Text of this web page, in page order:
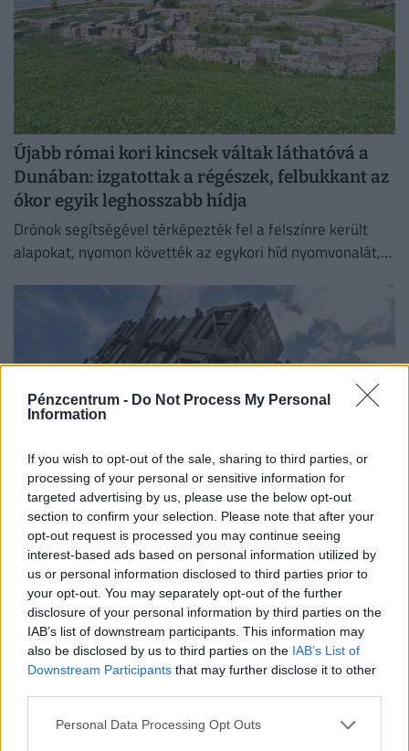
Pénzcentrum - Do Not Process My Personal
Information
If you wish to opt-out of the sale, sharing to third parties, or
processing of your personal or sensitive information for
targeted advertising by us, please use the below opt-out
section to confirm your selection. Please note that after your
opt-out request is processed you may continue seeing
interest-based ads based on personal information utilized by
us or personal information disclosed to third parties prior to
your opt-out. You may separately opt-out of the further
disclosure of your personal information by third parties on the
IAB’s list of downstream participants. This information may
also be disclosed by us to third parties on the IAB’s List of
Downstream Participants that may further disclose it to other
Personal Data Processing Opt Outs
Újabb római kori kincsek váltak láthatóvá a
Dunában: izgatottak a régészek, felbukkant az
ókor egyik leghosszabb hídja
Drónok segítségével térképezték fel a felszínre került
alapokat, nyomon követték az egykori híd nyomvonalát,
Ledobta a bombát Ukrajna és Európa: potom
pénzért jön a csodafegyver, ami kiváltja az
amerikaiak büszkeségét
Több mint egy tucat európai hadiipari vállalat fogott
össze az ukrán Fire Pointtal egy új rakétavédelmi
rendszer kifejlesztésére.